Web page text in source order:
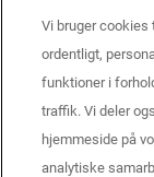
Producentoplysninger
KIEHL'S
14, rue Royale - 75008
KØBSBETINGELSER
Vi bruger
ordentligt,
funktioner i
traffik. Vi deler
hjemmeside på
analytiske